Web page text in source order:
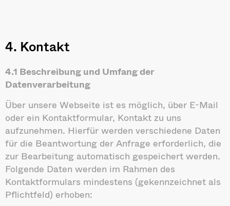
4. Kontakt
4.1 Beschreibung und Umfang der
Datenverarbeitung
Über unsere Webseite ist es möglich, über E-Mail
oder ein Kontaktformular, Kontakt zu uns
aufzunehmen. Hierfür werden verschiedene Daten
für die Beantwortung der Anfrage erforderlich, die
zur Bearbeitung automatisch gespeichert werden.
Folgende Daten werden im Rahmen des
Kontaktformulars mindestens (gekennzeichnet als
Pflichtfeld) erhoben: